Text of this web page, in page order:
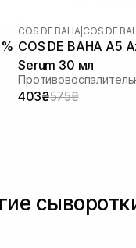
COS DE BAHA COS DE
COS DE BAHA A5
Serum 30 мл
403₴575₴